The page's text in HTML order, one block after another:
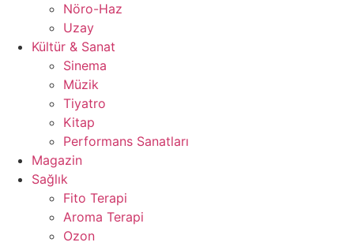
Nöro-Haz
Uzay
Kültür & Sanat
Sinema
Müzik
Tiyatro
Kitap
Performans Sanatları
Magazin
Sağlık
Fito Terapi
Aroma Terapi
Ozon